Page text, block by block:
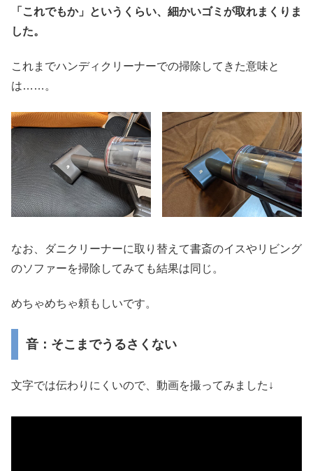
「これでもか」というくらい、細かいゴミが取れまくりま
した。
これまでハンディクリーナーでの掃除してきた意味と
は……。
なお、ダニクリーナーに取り替えて書斎のイスやリビング
のソファーを掃除してみても結果は同じ。
めちゃめちゃ頼もしいです。
音：そこまでうるさくない
文字では伝わりにくいので、動画を撮ってみました↓